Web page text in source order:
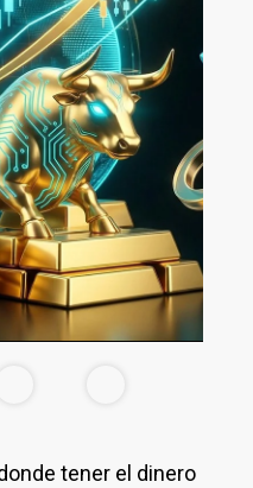
tener el dinero